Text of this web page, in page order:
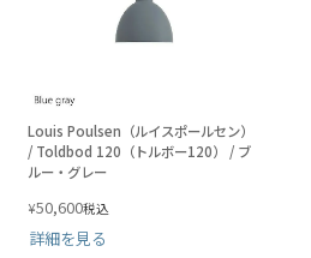
Louis Poulsen（ルイスポールセン）
/ Toldbod 120（トルボー120） / ブ
ルー・グレー
¥50,600税込
詳細を見る